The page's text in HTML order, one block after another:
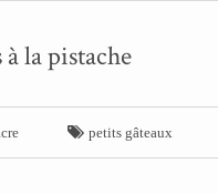
la pistache
 petits gâteaux